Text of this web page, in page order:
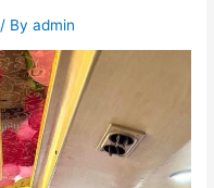
/ Byadmin